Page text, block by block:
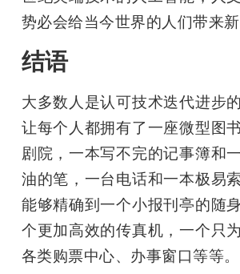
势必会给当今世界的人们带来新
结语
大多数人是认可技术迭代进步
让每个人都拥有了一座微型图
剧院，一本写不完的记事簿和
油的笔，一台电话和一本极易
能够精确到一个小报刊亭的随
个更加高效的传真机，一个只
各类购票中心、办事窗口等等。